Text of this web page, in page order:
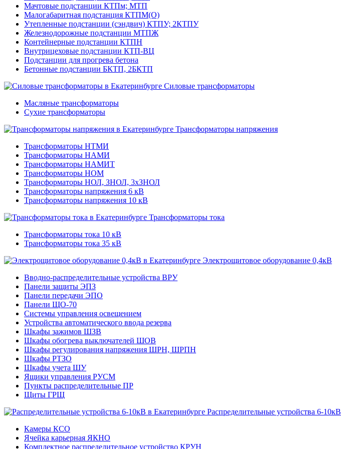
Мачтовые подстанции КТПм; МТП
Малогабаритная подстанция КТПМ(О)
Утепленные подстанции (сэндвич) КТПУ; 2КТПУ
Железнодорожные подстанции МТПЖ
Контейнерные подстанции КТПН
Внутрицеховые подстанции КТП-ВЦ
Подстанции для прогрева бетона
Бетонные подстанции БКТП, 2БКТП
Силовые трансформаторы
Масляные трансформаторы
Сухие трансформаторы
Трансформаторы напряжения
Трансформаторы НТМИ
Трансформаторы НАМИ
Трансформаторы НАМИТ
Трансформаторы НОМ
Трансформаторы НОЛ, ЗНОЛ, 3хЗНОЛ
Трансформаторы напряжения 6 кВ
Трансформаторы напряжения 10 кВ
Трансформаторы тока
Трансформаторы тока 10 кВ
Трансформаторы тока 35 кВ
Электрощитовое оборудование 0,4кВ
Вводно-распределительные устройства ВРУ
Панели защиты ЭПЗ
Панели передачи ЭПО
Панели ЩО-70
Системы управления освещением
Устройства автоматического ввода резерва
Шкафы зажимов ШЗВ
Шкафы обогрева выключателей ШОВ
Шкафы регулирования напряжения ШРН, ШРПН
Шкафы РТЗО
Шкафы учета ШУ
Ящики управления РУСМ
Пункты распределительные ПР
Щиты ГРЩ
Распределительные устройства 6-10кВ
Камеры КСО
Ячейка карьерная ЯКНО
Комплектное распределительное устройство КРУН